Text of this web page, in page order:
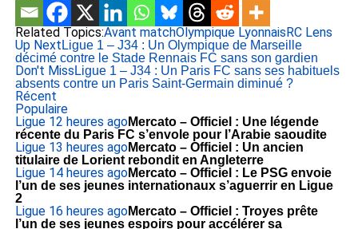
Related Topics:Avant matchOlympique LyonnaisRC Lens
Up Next Ligue 1 – J34 : Un Olympique de Marseille
décimé contre le Stade Rennais FC sans son gardien
Don't Miss Ligue 1 – J34 : Un Paris FC sans ses habituels
absents contre un Paris Saint-Germain diminué ?
Récent
Populaire
Ligue 12 heures agoMercato – Officiel : Une légende
récente du Paris FC s’envole pour l’Arabie saoudite
Ligue 13 heures agoMercato – Officiel : Un ancien
titulaire de Lorient rebondit en Angleterre
Ligue 14 heures agoMercato – Officiel : Le PSG envoie
l’un de ses jeunes internationaux s’aguerrir en Ligue
2
Ligue 16 heures agoMercato – Officiel : Troyes prête
l’un de ses jeunes espoirs pour accélérer sa